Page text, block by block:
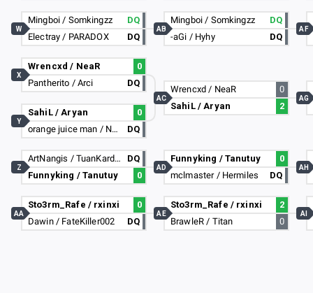
Mingboi / Somkingzz
DQ
Electray / PARADOX
DQ
W
Wrencxd / NeaR
0
Pantherito / Arci
DQ
X
SahiL / Aryan
0
orange juice man / Nobody
DQ
Y
ArtNangis / TuanKardus
DQ
Funnyking / Tanutuy
0
Z
Sto3rm_Rafe / rxinxi
0
Dawin / FateKiller002
DQ
AA
Mingboi / Somkingzz
DQ
-aGi / Hyhy
DQ
AB
Wrencxd / NeaR
0
SahiL / Aryan
2
AC
Funnyking / Tanutuy
0
mclmaster / Hermiles
DQ
AD
Sto3rm_Rafe / rxinxi
2
BrawleR / Titan
0
AE
AF
AG
AH
AI